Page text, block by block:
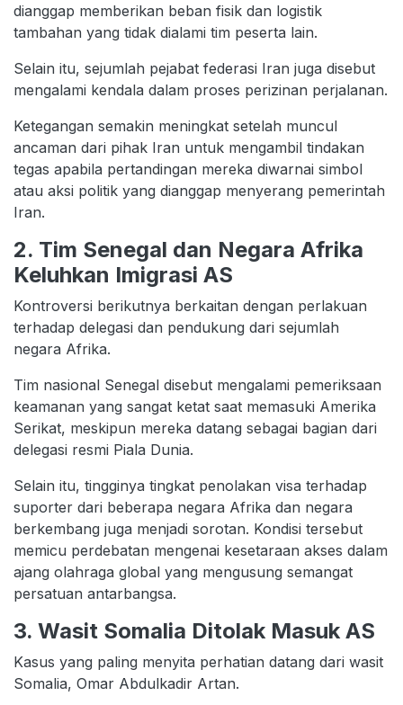
dianggap memberikan beban fisik dan logistik
tambahan yang tidak dialami tim peserta lain.
Selain itu, sejumlah pejabat federasi Iran juga disebut
mengalami kendala dalam proses perizinan perjalanan.
Ketegangan semakin meningkat setelah muncul
ancaman dari pihak Iran untuk mengambil tindakan
tegas apabila pertandingan mereka diwarnai simbol
atau aksi politik yang dianggap menyerang pemerintah
Iran.
2. Tim Senegal dan Negara Afrika
Keluhkan Imigrasi AS
Kontroversi berikutnya berkaitan dengan perlakuan
terhadap delegasi dan pendukung dari sejumlah
negara Afrika.
Tim nasional Senegal disebut mengalami pemeriksaan
keamanan yang sangat ketat saat memasuki Amerika
Serikat, meskipun mereka datang sebagai bagian dari
delegasi resmi Piala Dunia.
Selain itu, tingginya tingkat penolakan visa terhadap
suporter dari beberapa negara Afrika dan negara
berkembang juga menjadi sorotan. Kondisi tersebut
memicu perdebatan mengenai kesetaraan akses dalam
ajang olahraga global yang mengusung semangat
persatuan antarbangsa.
3. Wasit Somalia Ditolak Masuk AS
Kasus yang paling menyita perhatian datang dari wasit
Somalia, Omar Abdulkadir Artan.